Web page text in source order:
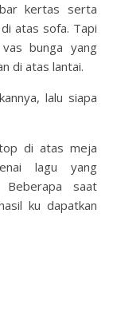
kertas serta
atas sofa. Tapi
bunga yang
di atas lantai.
lalu siapa
di atas meja
lagu yang
saat
ku dapatkan